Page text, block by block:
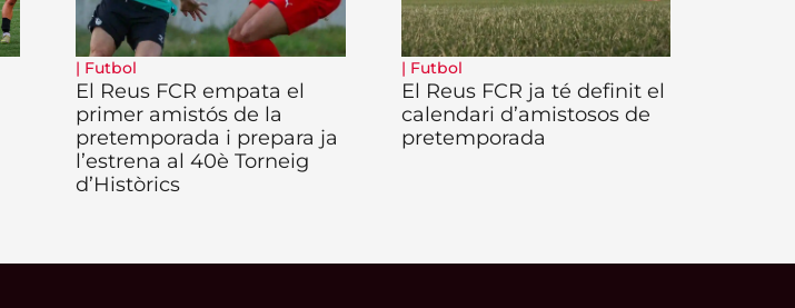
| Futbol
El Reus FCR empata el
primer amistós de la
pretemporada i prepara ja
l’estrena al 40è Torneig
d’Històrics
| Futbol
El Reus FCR ja té definit el
calendari d’amistosos de
pretemporada